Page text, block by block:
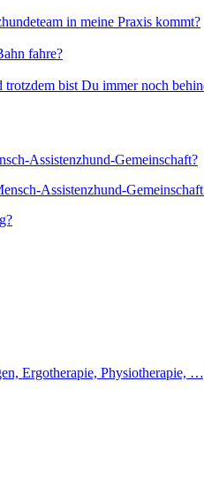
in meine Praxis kommt?
fahre?
bist Du immer noch
Assistenzhund-Gemeinschaft?
Assistenzhund-
Ergotherapie, Physiotherapie,